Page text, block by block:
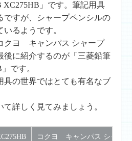
XC275HB」です。筆記用具
ですが、シャープペンシルの
るようです。
クヨ キャンパス シャープ
後に紹介するのが「三菱鉛筆
です。
具の世界ではとても有名なブ
詳しく見てみましょう。
コクヨ キャンパス シャープ